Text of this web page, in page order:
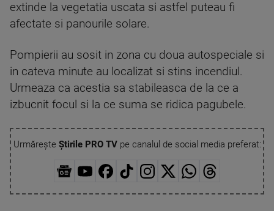
extinde la vegetatia uscata si astfel puteau fi
afectate si panourile solare.
Pompierii au sosit in zona cu doua autospeciale si
in cateva minute au localizat si stins incendiul.
Urmeaza ca acestia sa stabileasca de la ce a
izbucnit focul si la ce suma se ridica pagubele.
Urmărește Știrile PRO TVpe canalul de social media preferat: